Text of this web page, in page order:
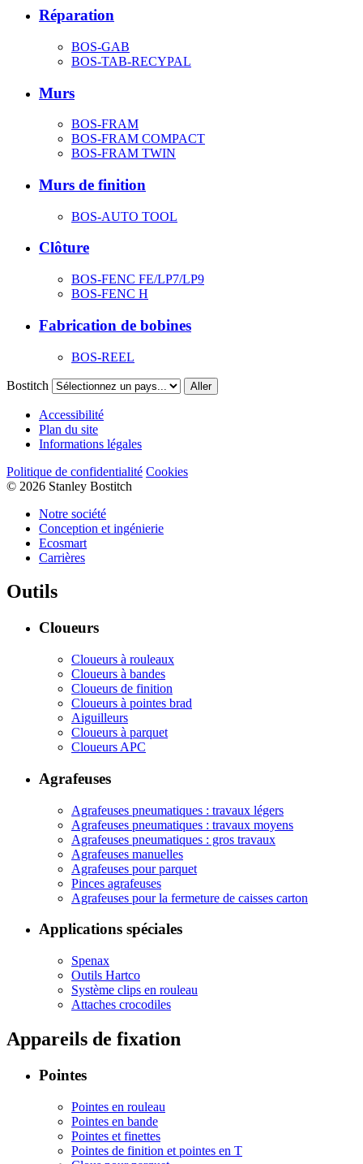
Réparation
BOS-GAB
BOS-TAB-RECYPAL
Murs
BOS-FRAM
BOS-FRAM COMPACT
BOS-FRAM TWIN
Murs de finition
BOS-AUTO TOOL
Clôture
BOS-FENC FE/LP7/LP9
BOS-FENC H
Fabrication de bobines
BOS-REEL
Bostitch Aller
Accessibilité
Plan du site
Informations légales
Politique de confidentialité Cookies
© 2026 Stanley Bostitch
Notre société
Conception et ingénierie
Ecosmart
Carrières
Outils
Cloueurs
Cloueurs à rouleaux
Cloueurs à bandes
Cloueurs de finition
Cloueurs à pointes brad
Aiguilleurs
Cloueurs à parquet
Cloueurs APC
Agrafeuses
Agrafeuses pneumatiques : travaux légers
Agrafeuses pneumatiques : travaux moyens
Agrafeuses pneumatiques : gros travaux
Agrafeuses manuelles
Agrafeuses pour parquet
Pinces agrafeuses
Agrafeuses pour la fermeture de caisses carton
Applications spéciales
Spenax
Outils Hartco
Système clips en rouleau
Attaches crocodiles
Appareils de fixation
Pointes
Pointes en rouleau
Pointes en bande
Pointes et finettes
Pointes de finition et pointes en T